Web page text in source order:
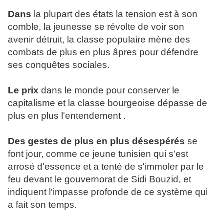
Dans la plupart des états la tension est à son
comble, la jeunesse se révolte de voir son
avenir détruit, la classe populaire mène des
combats de plus en plus âpres pour défendre
ses conquêtes sociales.
Le prix dans le monde pour conserver le
capitalisme et la classe bourgeoise dépasse de
plus en plus l'entendement .
Des gestes de plus en plus désespérés se
font jour, comme ce jeune tunisien qui s'est
arrosé d'essence et a tenté de s'immoler par le
feu devant le gouvernorat de Sidi Bouzid, et
indiquent l'impasse profonde de ce système qui
a fait son temps.